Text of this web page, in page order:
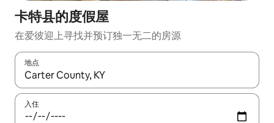
卡特县的度假屋
在爱彼迎上寻找并预订独一无二的房源
地点
如有搜索结果，请使用上下方向键查看，或通过点击或滑动手势
入住